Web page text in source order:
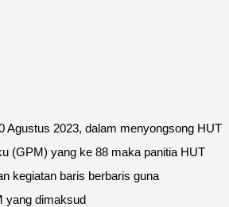
Agustus 2023, dalam menyongsong HUT
(GPM) yang ke 88 maka panitia HUT
kegiatan baris berbaris guna
yang dimaksud